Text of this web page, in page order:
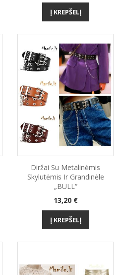
Į KREPŠELĮ
Diržai Su Metalinėmis
Skylutėmis Ir Grandinėle
„BULL“
Kaina
13,20 €
Į KREPŠELĮ